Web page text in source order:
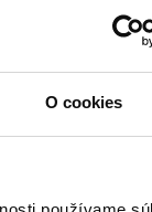
O cookies